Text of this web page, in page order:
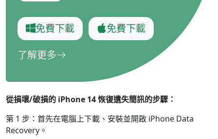
免費下載 免費下載
了解更多
從損壞/破損的 iPhone 14 恢復遺失簡訊的步驟：
第 1 步：首先在電腦上下載、安裝並開啟 iPhone Data
Recovery。